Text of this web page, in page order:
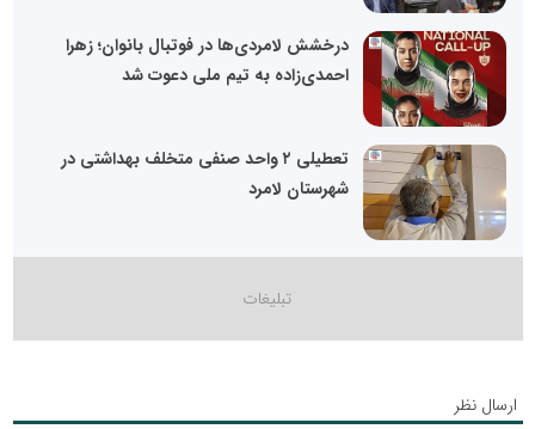
درخشش لامردی‌ها در فوتبال بانوان؛ زهرا
احمدی‌زاده به تیم ملی دعوت شد
تعطیلی ٢ واحد صنفی متخلف بهداشتی در
شهرستان لامرد
ارسال نظر